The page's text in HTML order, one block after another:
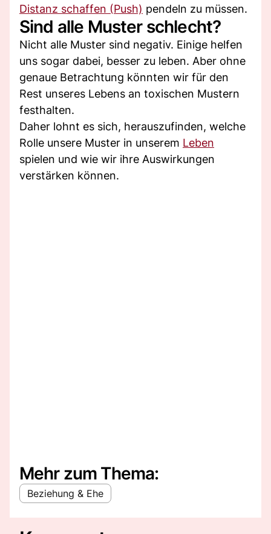
Distanz schaffen (Push) pendeln zu müssen.
Sind alle Muster schlecht?
Nicht alle Muster sind negativ. Einige helfen
uns sogar dabei, besser zu leben. Aber ohne
genaue Betrachtung könnten wir für den
Rest unseres Lebens an toxischen Mustern
festhalten.
Daher lohnt es sich, herauszufinden, welche
Rolle unsere Muster in unserem Leben
spielen und wie wir ihre Auswirkungen
verstärken können.
Mehr zum Thema:
Beziehung & Ehe